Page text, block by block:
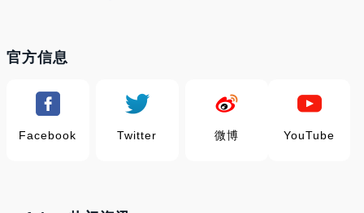
官方信息
Facebook Twitter 微博 YouTube